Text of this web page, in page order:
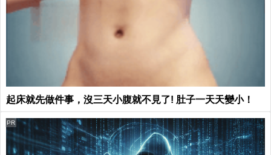
起床就先做件事，沒三天小腹就不見了! 肚子一天天變小！
PR